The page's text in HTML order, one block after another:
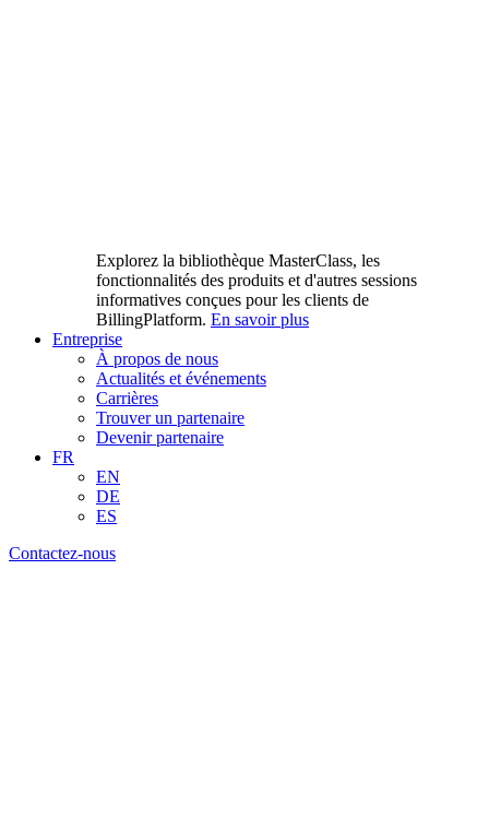
Explorez la bibliothèque MasterClass, les
fonctionnalités des produits et d'autres sessions
informatives conçues pour les clients de
BillingPlatform. En savoir plus
Entreprise
À propos de nous
Actualités et événements
Carrières
Trouver un partenaire
Devenir partenaire
FR
EN
DE
ES
Contactez-nous